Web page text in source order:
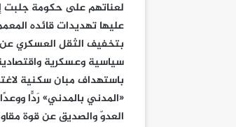
عليها تهديدات قائده
بتخفيف الثقل العسكري
سياسية وعسكرية
باستهداف مبان سكنية
«المدني بالمدني» رَدًّا
العدوّ والصديق عن قوة